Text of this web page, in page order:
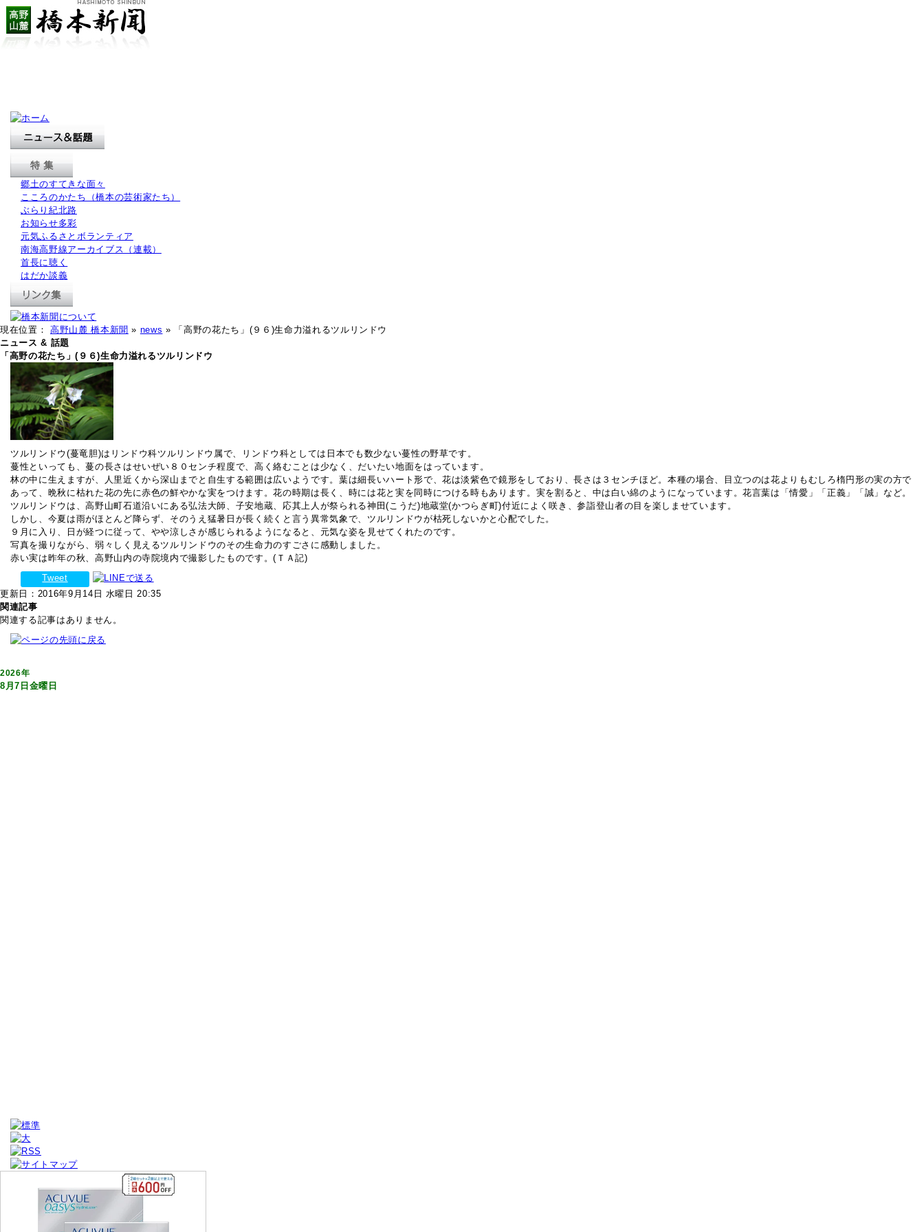
郷土のすてきな面々
こころのかたち（橋本の芸術家たち）
ぶらり紀北路
お知らせ多彩
元気ふるさとボランティア
南海高野線アーカイブス（連載）
首長に聴く
はだか談義
現在位置： 高野山麓 橋本新聞 » news » 「高野の花たち」(９６)生命力溢れるツルリンドウ
ニュース & 話題
「高野の花たち」(９６)生命力溢れるツルリンドウ
ツルリンドウ(蔓竜胆)はリンドウ科ツルリンドウ属で、リンドウ科としては日本でも数少ない蔓性の野草です。
蔓性といっても、蔓の長さはせいぜい８０センチ程度で、高く絡むことは少なく、だいたい地面をはっています。
林の中に生えますが、人里近くから深山までと自生する範囲は広いようです。葉は細長いハート形で、花は淡紫色で鏡形をしており、長さは３センチほど。本種の場合、目立つのは花よりもむしろ楕円形の実の方で
あって、晩秋に枯れた花の先に赤色の鮮やかな実をつけます。花の時期は長く、時には花と実を同時につける時もあります。実を割ると、中は白い綿のようになっています。花言葉は「情愛」「正義」「誠」など。
ツルリンドウは、高野山町石道沿いにある弘法大師、子安地蔵、応其上人が祭られる神田(こうだ)地蔵堂(かつらぎ町)付近によく咲き、参詣登山者の目を楽しませています。
しかし、今夏は雨がほとんど降らず、そのうえ猛暑日が長く続くと言う異常気象で、ツルリンドウが枯死しないかと心配でした。
９月に入り、日が経つに従って、やや涼しさが感じられるようになると、元気な姿を見せてくれたのです。
写真を撮りながら、弱々しく見えるツルリンドウのその生命力のすごさに感動しました。
赤い実は昨年の秋、高野山内の寺院境内で撮影したものです。(ＴＡ記)
Tweet
更新日：2016年9月14日 水曜日 20:35
関連記事
関連する記事はありません。
2026年
8月7日金曜日